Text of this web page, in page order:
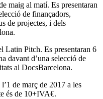
maig al matí. Es presentaran
de finançadors,
de projectes, i dels
Latin Pitch. Es presentaran 6
davant d’una selecció de
al DocsBarcelona.
de març de 2017 a les
és de 10+IVA€.